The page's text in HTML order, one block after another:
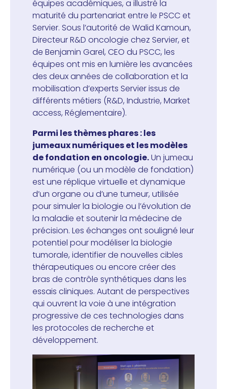
équipes académiques, a illustré la
maturité du partenariat entre le PSCC et
Servier. Sous l’autorité de Walid Kamoun,
Directeur R&D oncologie chez Servier, et
de Benjamin Garel, CEO du PSCC, les
équipes ont mis en lumière les avancées
des deux années de collaboration et la
mobilisation d’experts Servier issus de
différents métiers (R&D, Industrie, Market
access, Réglementaire).
Parmi les thèmes phares : les
jumeaux numériques et les modèles
de fondation en oncologie.Un jumeau
numérique (ou un modèle de fondation)
est une réplique virtuelle et dynamique
d’un organe ou d’une tumeur, utilisée
pour simuler la biologie ou l’évolution de
la maladie et soutenir la médecine de
précision. Les échanges ont souligné leur
potentiel pour modéliser la biologie
tumorale, identifier de nouvelles cibles
thérapeutiques ou encore créer des
bras de contrôle synthétiques dans les
essais cliniques. Autant de perspectives
qui ouvrent la voie à une intégration
progressive de ces technologies dans
les protocoles de recherche et
développement.